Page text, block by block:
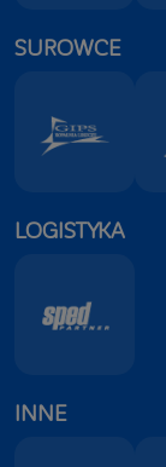
SUROWCE
LOGISTYKA
INNE